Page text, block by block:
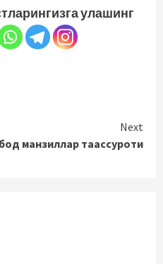
улашинг
Next
манзиллар таассуроти